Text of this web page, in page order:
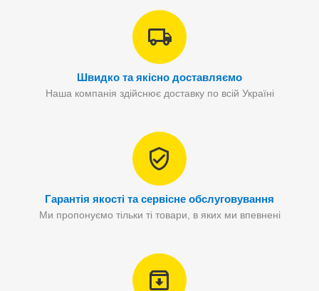
Швидко та якісно доставляємо
Наша компанія здійснює доставку по всій Україні
Гарантія якості та сервісне обслуговування
Ми пропонуємо тільки ті товари, в яких ми впевнені